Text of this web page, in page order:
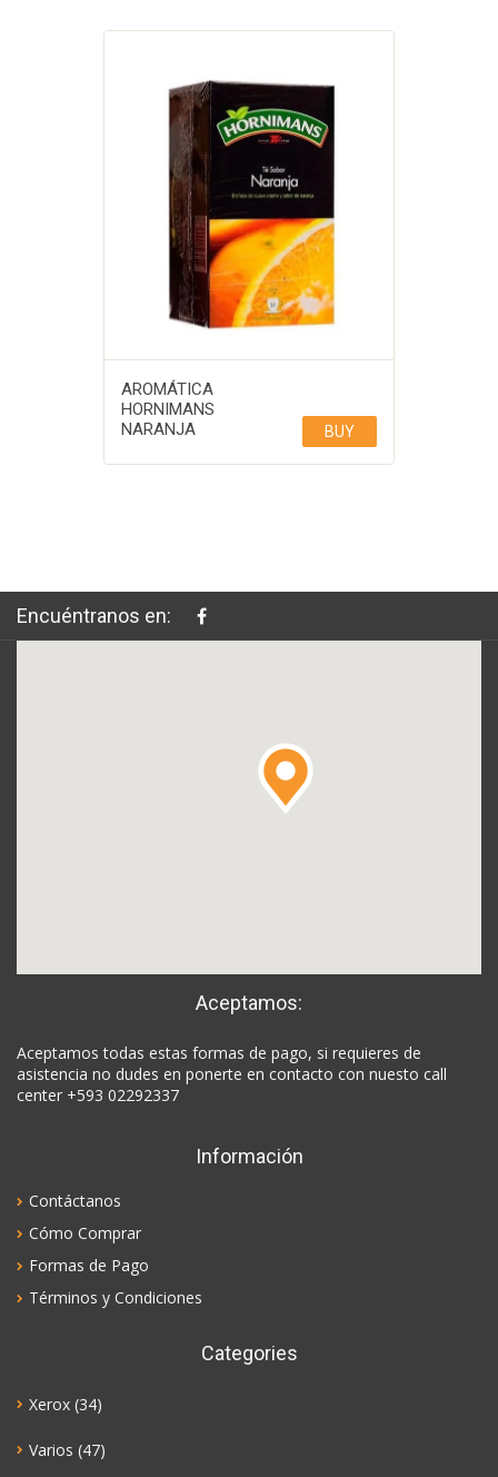
AROMÁTICA
HORNIMANS
NARANJA
BUY
Encuéntranos en:
Aceptamos:
Aceptamos todas estas formas de pago, si requieres de
asistencia no dudes en ponerte en contacto con nuesto call
center +593 02292337
Información
Contáctanos
Cómo Comprar
Formas de Pago
Términos y Condiciones
Categories
Xerox (34)
Varios (47)